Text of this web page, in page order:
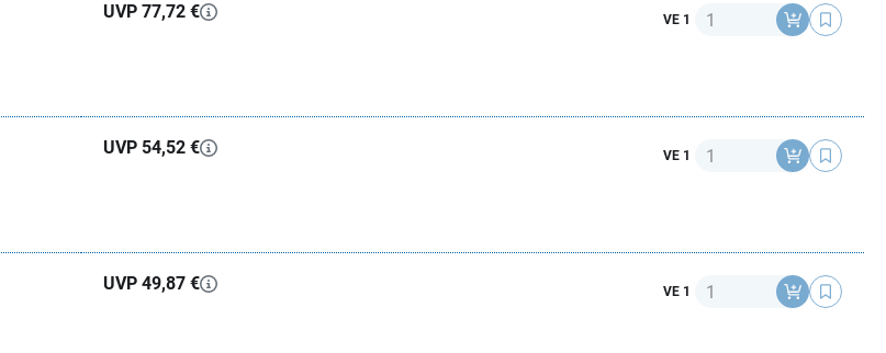
UVP 77,72 € VE 1 Anzahl
UVP 54,52 € VE 1 Anzahl
UVP 49,87 € VE 1 Anzahl